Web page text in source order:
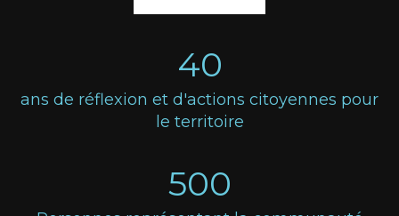
40
ans de réflexion et d'actions citoyennes pour
le territoire
500